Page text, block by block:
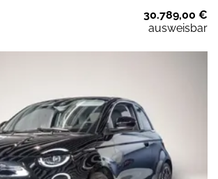
30.789,00 €
ausweisbar